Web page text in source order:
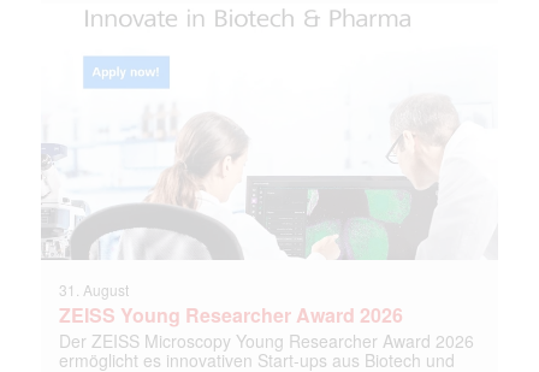
31. August
ZEISS Young Researcher Award 2026
Der ZEISS Microscopy Young Researcher Award 2026
ermöglicht es innovativen Start-ups aus Biotech und